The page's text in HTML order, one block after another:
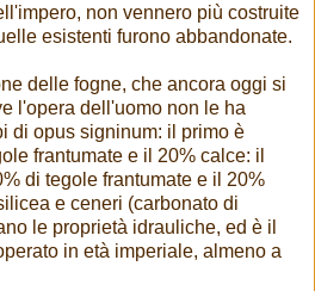
non vennero più costruite
esistenti furono abbandonate.
delle fogne, che ancora oggi si
l'opera dell'uomo non le ha
di opus signinum: il primo è
frantumate e il 20% calce: il
di tegole frantumate e il 20%
e ceneri (carbonato di
le proprietà idrauliche, ed è il
in età imperiale, almeno a